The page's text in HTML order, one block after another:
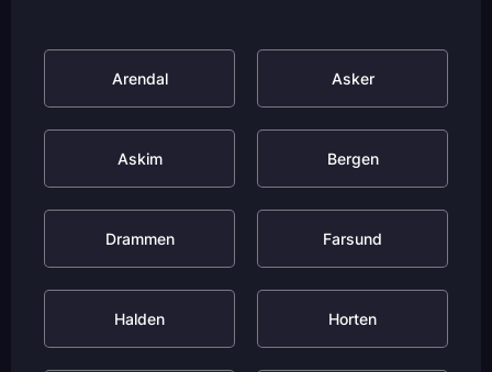
Arendal Asker
Askim Bergen
Drammen Farsund
Halden Horten